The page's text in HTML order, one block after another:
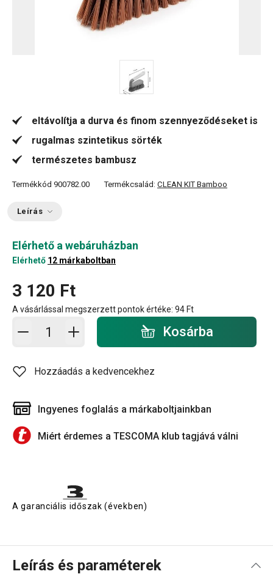
eltávolítja a durva és finom szennyeződéseket is
rugalmas szintetikus sörték
természetes bambusz
Termékkód 900782.00 Termékcsalád: CLEAN KIT Bamboo
Leírás
Elérhető a webáruházban
Elérhető 12 márkaboltban
3 120 Ft
A vásárlással megszerzett pontok értéke: 94 Ft
Kosárba - mennyiség Kosárba
Hozzáadás a kedvencekhez
Ingyenes foglalás a márkaboltjainkban
Miért érdemes a TESCOMA klub tagjává válni
A garanciális időszak (években)
Leírás és paraméterek